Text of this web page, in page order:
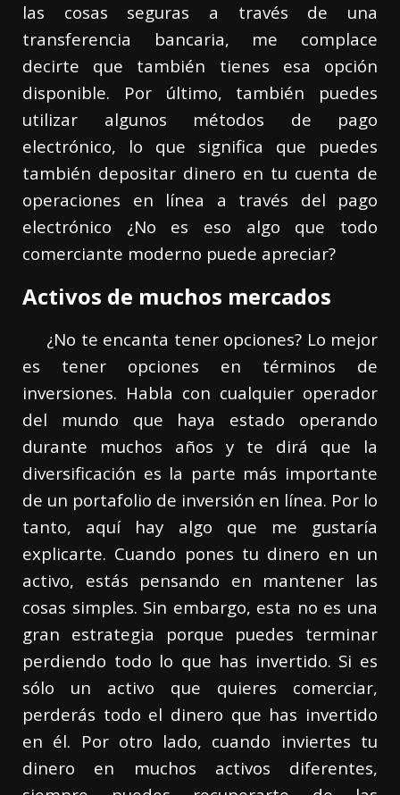
las cosas seguras a través de una
transferencia bancaria, me complace
decirte que también tienes esa opción
disponible. Por último, también puedes
utilizar algunos métodos de pago
electrónico, lo que significa que puedes
también depositar dinero en tu cuenta de
operaciones en línea a través del pago
electrónico ¿No es eso algo que todo
comerciante moderno puede apreciar?
Activos de muchos mercados
¿No te encanta tener opciones? Lo mejor
es tener opciones en términos de
inversiones. Habla con cualquier operador
del mundo que haya estado operando
durante muchos años y te dirá que la
diversificación es la parte más importante
de un portafolio de inversión en línea. Por lo
tanto, aquí hay algo que me gustaría
explicarte. Cuando pones tu dinero en un
activo, estás pensando en mantener las
cosas simples. Sin embargo, esta no es una
gran estrategia porque puedes terminar
perdiendo todo lo que has invertido. Si es
sólo un activo que quieres comerciar,
perderás todo el dinero que has invertido
en él. Por otro lado, cuando inviertes tu
dinero en muchos activos diferentes,